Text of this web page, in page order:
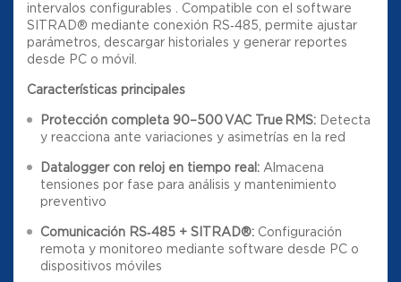
intervalos configurables
Compatible con el software
SITRAD® mediante conexión RS‑485, permite ajustar
parámetros, descargar historiales y generar reportes
desde PC o móvil.
Características principales
Protección completa 90–500 VAC True RMS: Detecta
y reacciona ante variaciones y asimetrías en la red
Datalogger con reloj en tiempo real: Almacena
tensiones por fase para análisis y mantenimiento
preventivo
Comunicación RS‑485 + SITRAD®: Configuración
remota y monitoreo mediante software desde PC o
dispositivos móviles